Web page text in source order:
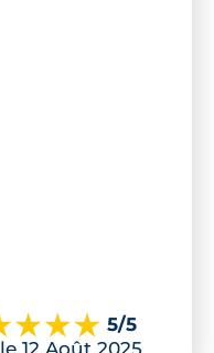
5/5
le 12 Août 2025